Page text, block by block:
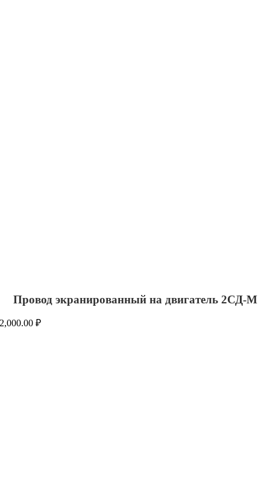
Провод экранированный на двигатель 2СД-М
2,000.00₽